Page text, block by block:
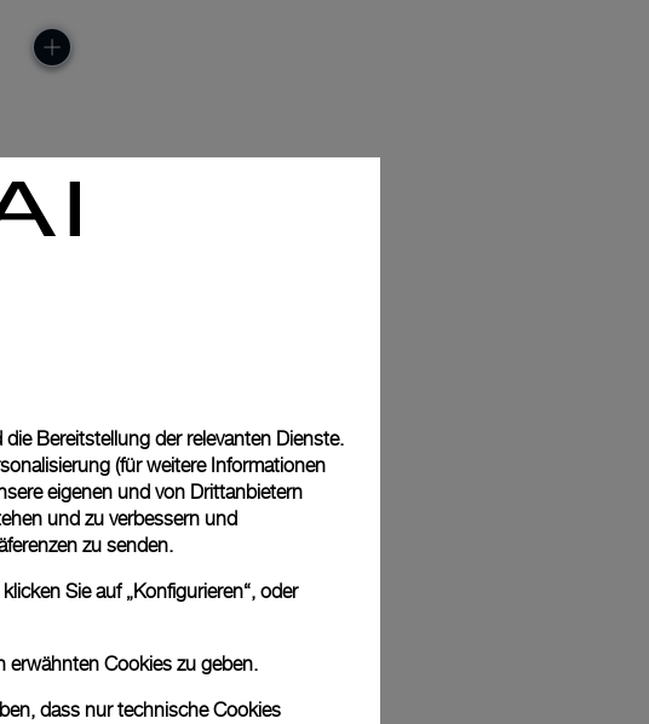
Bereitstellung der relevanten Dienste.
(für weitere Informationen
eigenen und von Drittanbietern
und zu verbessern und
zu senden.
Sie auf „Konfigurieren“, oder
erwähnten Cookies zu geben.
dass nur technische Cookies